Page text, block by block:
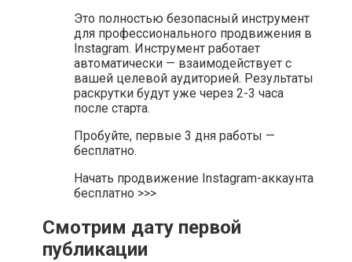
Это полностью безопасный инструмент
для профессионального продвижения в
Instagram. Инструмент работает
автоматически — взаимодействует с
вашей целевой аудиторией. Результаты
раскрутки будут уже через 2-3 часа
после старта.
Пробуйте, первые 3 дня работы —
бесплатно.
Начать продвижение Instagram-аккаунта
бесплатно >>>
Смотрим дату первой
публикации